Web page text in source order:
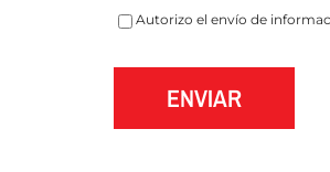
Autorizo el envío de
ENVIAR